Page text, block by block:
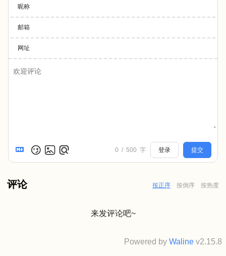
昵称
邮箱
网址
0 / 500 字 登录 提交
评论 按正序 按倒序 按热度
来发评论吧~
Powered by Waline v2.15.8